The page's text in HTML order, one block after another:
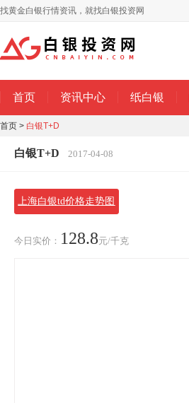
找黄金白银行情资讯，就找白银投资网
首页 资讯中心 纸白银
首页 > 白银T+D
白银T+D 2017-04-08
上海白银td价格走势图
今日实价： 128.8元/千克